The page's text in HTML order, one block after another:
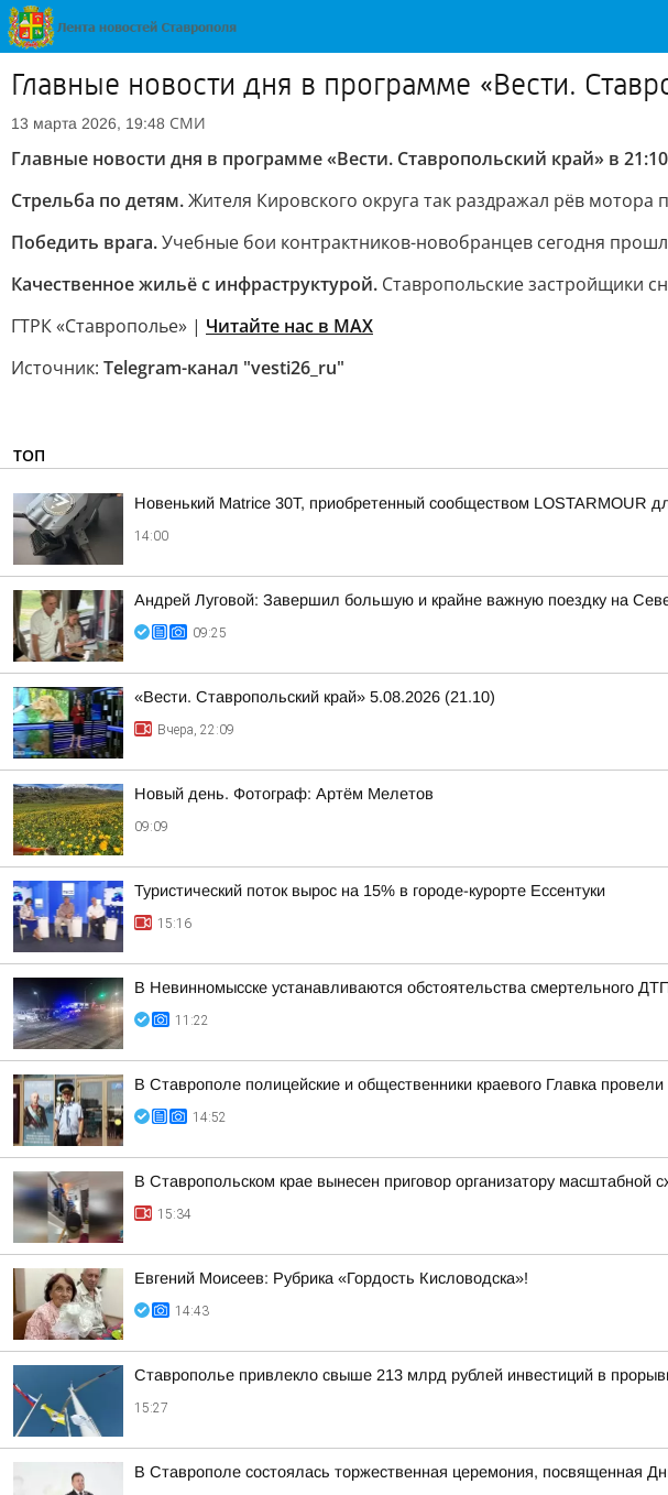
Главные новости дня в программе «Вести.
13 марта 2026, 19:48 СМИ
Главные новости дня в программе «Вести. Ставропольский край» в 21:10
Стрельба по детям.Жителя Кировского округа так раздражал рёв мотора
Победить врага.Учебные бои контрактников-новобранцев сегодня
Качественное жильё с инфраструктурой. Ставропольские застройщики
ГТРК «Ставрополье» | Читайте нас в MAX
Источник: Telegram-канал "vesti26_ru"
ТОП
Новенький Matrice 30T, приобретенный сообществом LOSTARMOUR
14:00
Андрей Луговой: Завершил большую и крайне важную поездку на
09:25
«Вести. Ставропольский край» 5.08.2026 (21.10)
Вчера, 22:09
Новый день. Фотограф: Артём Мелетов
09:09
Туристический поток вырос на 15% в городе-курорте Ессентуки
15:16
В Невинномысске устанавливаются обстоятельства смертельного
11:22
В Ставрополе полицейские и общественники краевого Главка
14:52
В Ставропольском крае вынесен приговор организатору масштабной
15:34
Евгений Моисеев: Рубрика «Гордость Кисловодска»!
14:43
Ставрополье привлекло свыше 213 млрд рублей инвестиций в
15:27
В Ставрополе состоялась торжественная церемония, посвященная